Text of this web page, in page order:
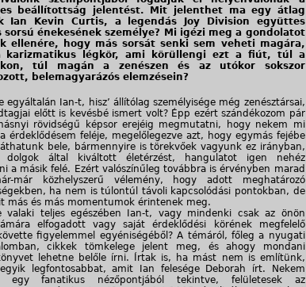
beállítottság jelentést. Mit jelenthet ma egy átlag
Ian Kevin Curtis, a legendás Joy Division együttes
énekesének személye? Mi igézi meg a gondolatot
ellenére, hogy más sorsát senki sem veheti magára,
karizmatikus légkör, ami körüllengi ezt a fiút, túl a
túl magán a zenészen és az utókor sokszor
belemagyarázós elemzésein?
egyáltalán Ian-t, hisz’ állítólag személyisége még zenésztársai,
előtt is kevésbé ismert volt? Épp ezért szándékozom pár
rövidségű képsor erejéig megmutatni, hogy nekem mi
érdeklődésem feléje, megelőlegezve azt, hogy egymás fejébe
bele, bármennyire is törekvőek vagyunk ez irányban,
dolgok által kiváltott életérzést, hangulatot igen nehéz
a másik felé. Ezért valószínűleg továbbra is érvényben marad
már közhelyszerű vélemény, hogy adott meghatározó
ha nem is túlontúl távoli kapcsolódási pontokban, de
más és más momentumok érintenek meg.
valaki teljes egészében Ian-t, vagy mindenki csak az önön
elfogadott vagy saját érdeklődési körének megfelelő
figyelemmel egyéniségéből? A témáról, főleg a nyugati
cikkek tömkelege jelent meg, és ahogy mondani
lehetne belőle írni. Írtak is, ha mást nem is említünk,
legfontosabbat, amit Ian felesége Deborah írt. Nekem
egy fanatikus nézőpontjából tekintve, felületesek az